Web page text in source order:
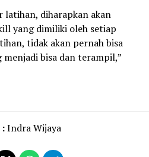
latihan, diharapkan akan
yang dimiliki oleh setiap
tidak akan pernah bisa
menjadi bisa dan terampil,”
Indra Wijaya